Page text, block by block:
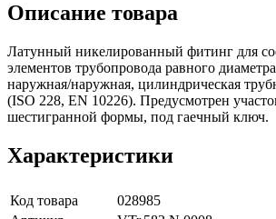
Описание товара
Латунный никелированный фитинг для
элементов трубопровода равного
наружная/наружная, цилиндрическая
(ISO 228, EN 10226). Предусмотрен
шестигранной формы, под гаечный ключ.
Характеристики
Код товара
028985